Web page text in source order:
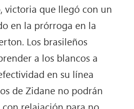
victoria que llegó con un
en la prórroga en la
Los brasileños
a los blancos a
en su línea
de Zidane no podrán
relajación para no